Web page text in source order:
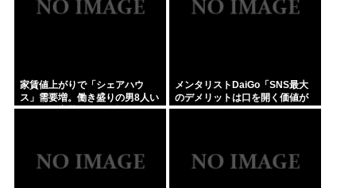
家賃値上がりで「シェアハウ
ス」需要増。働き盛りの男8人い
れば一軒家暮らしも余裕で毎日
メンタリストDaiGo「SNS最大
のデメリットは口を開く価値が
ない奴が発信できるようになっ